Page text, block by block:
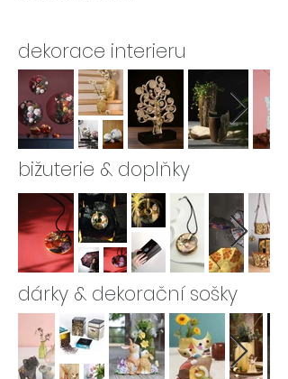
dekorace interieru
bižuterie & doplňky
dárky & dekorační sošky